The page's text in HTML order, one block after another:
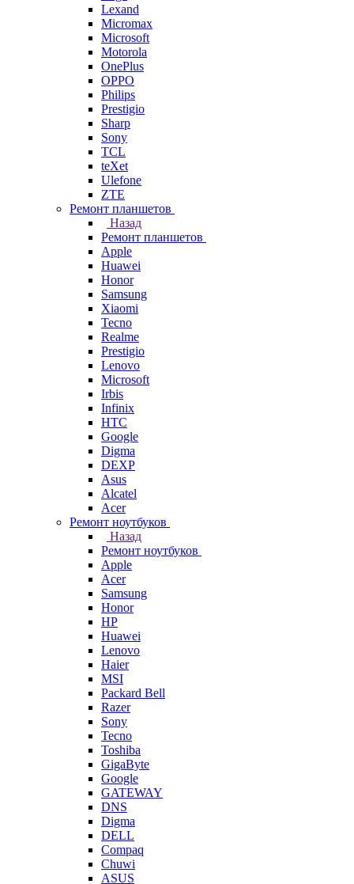
Lexand
Micromax
Microsoft
Motorola
OnePlus
OPPO
Philips
Prestigio
Sharp
Sony
TCL
teXet
Ulefone
ZTE
Ремонт планшетов
Назад
Ремонт планшетов
Apple
Huawei
Honor
Samsung
Xiaomi
Tecno
Realme
Prestigio
Lenovo
Microsoft
Irbis
Infinix
HTC
Google
Digma
DEXP
Asus
Alcatel
Acer
Ремонт ноутбуков
Назад
Ремонт ноутбуков
Apple
Acer
Samsung
Honor
HP
Huawei
Lenovo
Haier
MSI
Packard Bell
Razer
Sony
Tecno
Toshiba
GigaByte
Google
GATEWAY
DNS
Digma
DELL
Compaq
Chuwi
ASUS